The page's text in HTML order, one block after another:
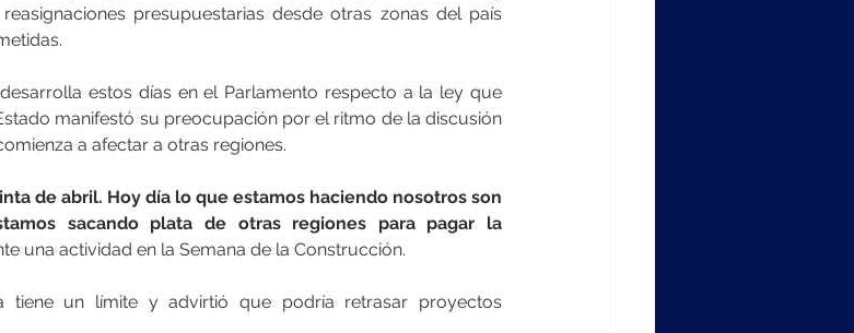
presupuestarias desde otras zonas del país
estos días en el Parlamento respecto a la ley que
manifestó su preocupación por el ritmo de la discusión
a afectar a otras regiones.
de abril. Hoy día lo que estamos haciendo nosotros son
sacando plata de otras regiones para pagar la
una actividad en la Semana de la Construcción.
tiene un límite y advirtió que podría retrasar proyectos